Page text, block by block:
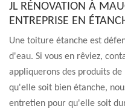
JL RÉNOVATION À
ENTREPRISE EN
Une toiture étanche est
d'eau. Si vous en rêviez,
appliquerons des produits
qu'elle soit bien étanche,
entretien pour qu'elle soit